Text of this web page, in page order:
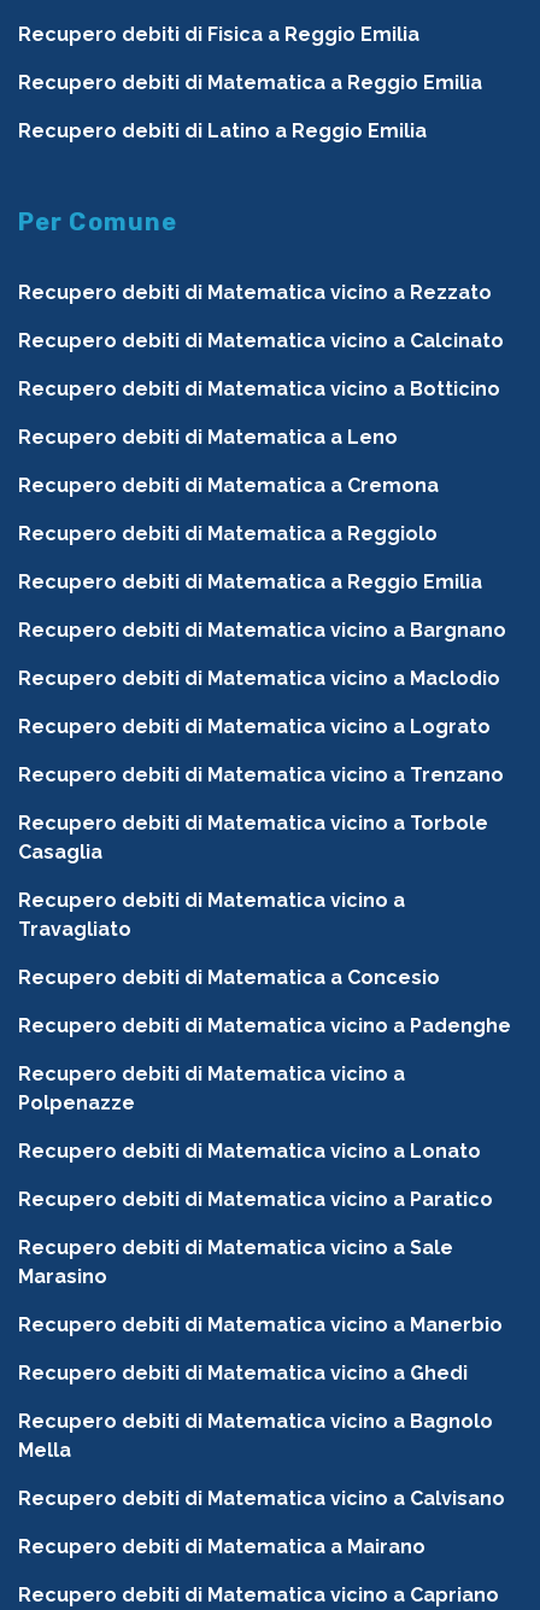
Recupero debiti di Fisica a Reggio Emilia
Recupero debiti di Matematica a Reggio Emilia
Recupero debiti di Latino a Reggio Emilia
Per Comune
Recupero debiti di Matematica vicino a Rezzato
Recupero debiti di Matematica vicino a Calcinato
Recupero debiti di Matematica vicino a Botticino
Recupero debiti di Matematica a Leno
Recupero debiti di Matematica a Cremona
Recupero debiti di Matematica a Reggiolo
Recupero debiti di Matematica a Reggio Emilia
Recupero debiti di Matematica vicino a Bargnano
Recupero debiti di Matematica vicino a Maclodio
Recupero debiti di Matematica vicino a Lograto
Recupero debiti di Matematica vicino a Trenzano
Recupero debiti di Matematica vicino a Torbole
Casaglia
Recupero debiti di Matematica vicino a
Travagliato
Recupero debiti di Matematica a Concesio
Recupero debiti di Matematica vicino a Padenghe
Recupero debiti di Matematica vicino a
Polpenazze
Recupero debiti di Matematica vicino a Lonato
Recupero debiti di Matematica vicino a Paratico
Recupero debiti di Matematica vicino a Sale
Marasino
Recupero debiti di Matematica vicino a Manerbio
Recupero debiti di Matematica vicino a Ghedi
Recupero debiti di Matematica vicino a Bagnolo
Mella
Recupero debiti di Matematica vicino a Calvisano
Recupero debiti di Matematica a Mairano
Recupero debiti di Matematica vicino a Capriano